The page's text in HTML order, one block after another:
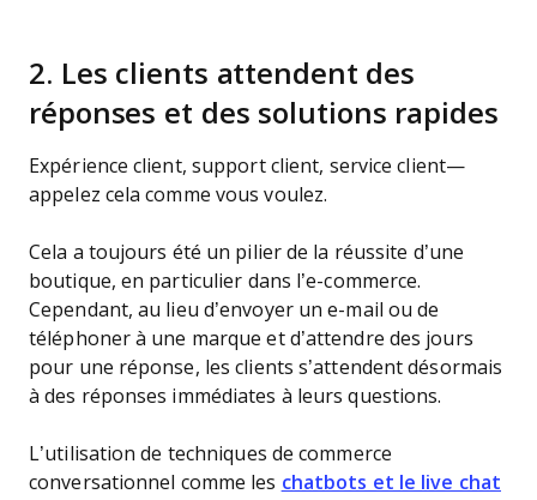
2. Les clients attendent des
réponses et des solutions rapides
Expérience client, support client, service client—
appelez cela comme vous voulez.
Cela a toujours été un pilier de la réussite d’une
boutique, en particulier dans l’e-commerce.
Cependant, au lieu d’envoyer un e-mail ou de
téléphoner à une marque et d’attendre des jours
pour une réponse, les clients s’attendent désormais
à des réponses immédiates à leurs questions.
L’utilisation de techniques de commerce
conversationnel comme les chatbots et le live chat